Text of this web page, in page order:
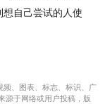
自己尝试的人使
、图表、标志、标识、广
源于网络或用户投稿，版